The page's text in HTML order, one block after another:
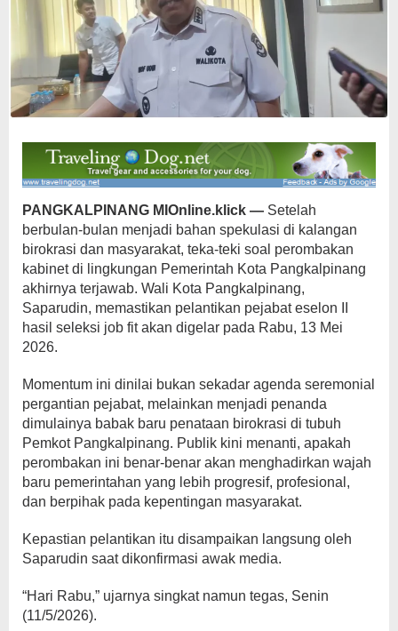
Udin
PANGKALPINANG MIOnline.klick — Setelah
berbulan-bulan menjadi bahan spekulasi di kalangan
birokrasi dan masyarakat, teka-teki soal perombakan
kabinet di lingkungan Pemerintah Kota Pangkalpinang
akhirnya terjawab. Wali Kota Pangkalpinang,
Saparudin, memastikan pelantikan pejabat eselon II
hasil seleksi job fitakan digelar pada Rabu, 13 Mei
2026.
Momentum ini dinilai bukan sekadar agenda seremonial
pergantian pejabat, melainkan menjadi penanda
dimulainya babak baru penataan birokrasi di tubuh
Pemkot Pangkalpinang. Publik kini menanti, apakah
perombakan ini benar-benar akan menghadirkan wajah
baru pemerintahan yang lebih progresif, profesional,
dan berpihak pada kepentingan masyarakat.
Kepastian pelantikan itu disampaikan langsung oleh
Saparudin saat dikonfirmasi awak media.
“Hari Rabu,” ujarnya singkat namun tegas, Senin
(11/5/2026).